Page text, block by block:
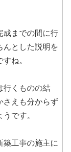
成までの間に行
んとした説明を
ね。
行くものの結
さえも分からず
です。
築工事の施主に